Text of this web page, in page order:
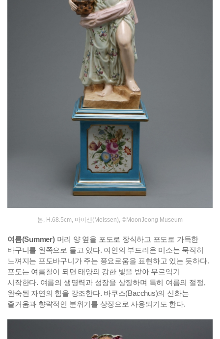
봄, H.68.5cm, 마이센(Meissen), ©MoonJeong Museum
여름(Summer)머리 양 옆을 포도로 장식하고 포도로 가득한
바구니를 왼쪽으로 들고 있다. 여인의 부드러운 미소는 묵직히
느껴지는 포도바구니가 주는 풍요로움을 표현하고 있는 듯하다.
포도는 여름철이 되면 태양의 강한 빛을 받아 무르익기
시작한다. 여름의 생명력과 성장을 상징하며 특히 여름의 절정,
완숙된 자연의 힘을 강조한다. 바쿠스(Bacchus)의 신화는
즐거움과 향략적인 분위기를 상징으로 사용되기도 한다.